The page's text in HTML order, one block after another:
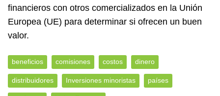
financieros con otros comercializados en la Unión
Europea (UE) para determinar si ofrecen un buen
valor.
beneficios comisiones costos dinero
distribuidores Inversiones minoristas países